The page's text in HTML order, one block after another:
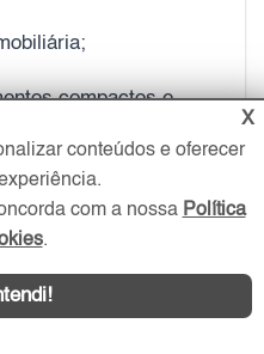
compactos e
Mobilidade e transporte na Bela Vista
X
conteúdos e oferecer
com a nossa Política
.